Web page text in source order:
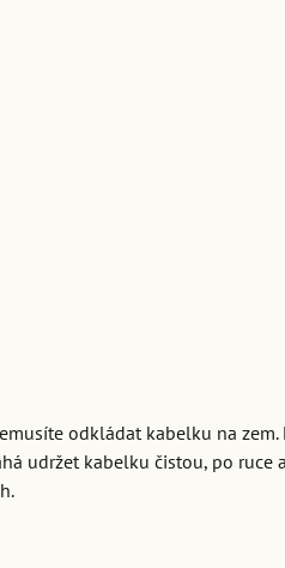
odkládat kabelku na
udržet kabelku čistou, po